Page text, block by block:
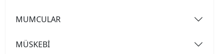
MUMCULAR
MÜSKEBİ